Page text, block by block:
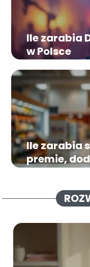
Ile zarabia
w Polsce
Ile zarabia
premie,